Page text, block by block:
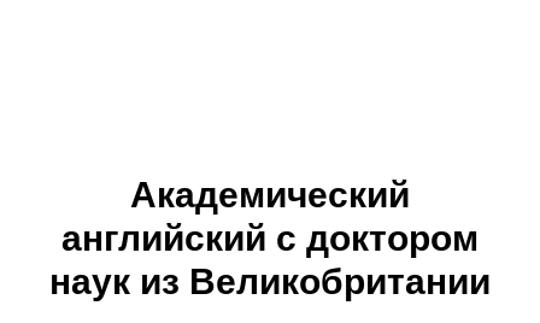
Академический
английский с доктором
наук из Великобритании